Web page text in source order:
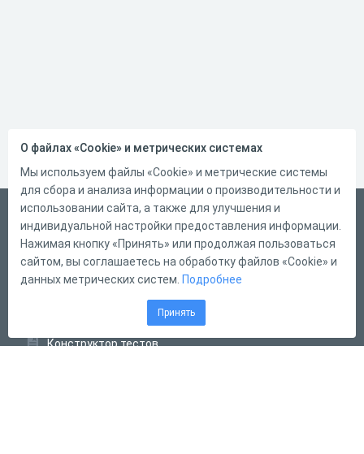
Русский
Справка
Форма обратной связи
Конструктор тестов
О файлах «Cookie» и метрических системах
Мы используем файлы «Cookie» и метрические системы
для сбора и анализа информации о производительности и
использовании сайта, а также для улучшения и
индивидуальной настройки предоставления информации.
Нажимая кнопку «Принять» или продолжая пользоваться
сайтом, вы соглашаетесь на обработку файлов «Cookie» и
данных метрических систем. Подробнее
Принять